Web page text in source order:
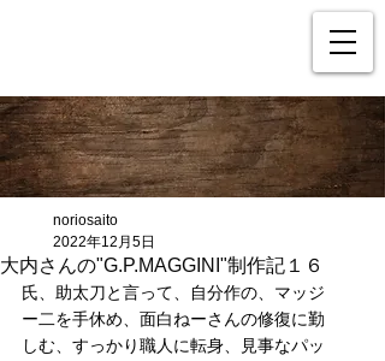
大内さんの"G.P.MAGGINI"制作記１６
noriosaito
2022年12月5日
氏、助太刀と言って、自分作の、マッジ
ー二を手休め、面白ねーさんの修復に勤
しむ、すっかり職人に転身、見事なパッ